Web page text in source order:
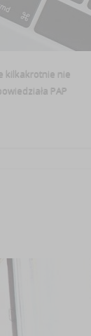
kilkakrotnie nie
PAP